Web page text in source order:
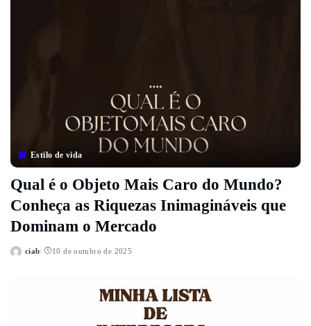
Estilo de vida
Qual é o Objeto Mais Caro do Mundo?
Conheça as Riquezas Inimagináveis que
Dominam o Mercado
Posted
ciab 10 de outubro de 2025